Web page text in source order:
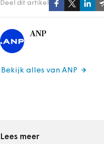
Deel dit artikel
ANP
Bekijk alles van ANP
Lees meer